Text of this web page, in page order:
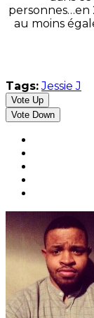
personnes…en
au moins
Tags: Jessie J
Vote Up
Vote Down